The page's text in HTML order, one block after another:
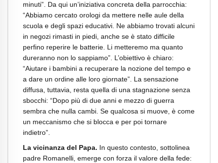
minuti”. Da qui un’iniziativa concreta della parrocchia:
“Abbiamo cercato orologi da mettere nelle aule della
scuola e degli spazi educativi. Ne abbiamo trovati alcuni
in negozi rimasti in piedi, anche se è stato difficile
perfino reperire le batterie. Li metteremo ma quanto
dureranno non lo sappiamo”. L’obiettivo è chiaro:
“Aiutare i bambini a recuperare la nozione del tempo e
a dare un ordine alle loro giornate”. La sensazione
diffusa, tuttavia, resta quella di una stagnazione senza
sbocchi: “Dopo più di due anni e mezzo di guerra
sembra che nulla cambi. Se qualcosa si muove, è come
un meccanismo che si blocca e per poi tornare
indietro”.
La vicinanza del Papa. In questo contesto, sottolinea
padre Romanelli, emerge con forza il valore della fede: